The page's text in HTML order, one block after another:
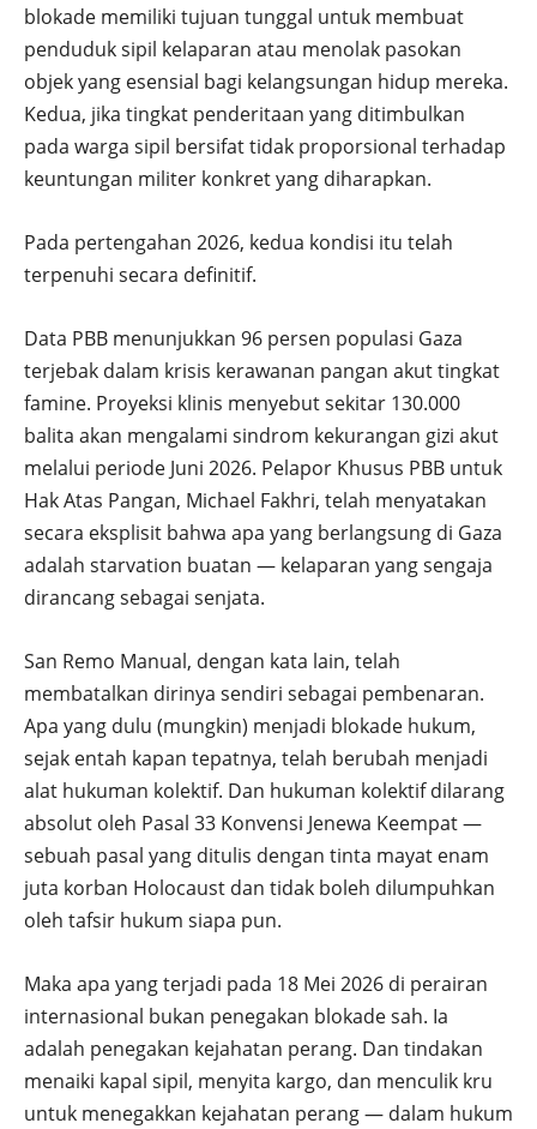
blokade memiliki tujuan tunggal untuk membuat
penduduk sipil kelaparan atau menolak pasokan
objek yang esensial bagi kelangsungan hidup mereka.
Kedua, jika tingkat penderitaan yang ditimbulkan
pada warga sipil bersifat tidak proporsional terhadap
keuntungan militer konkret yang diharapkan.
Pada pertengahan 2026, kedua kondisi itu telah
terpenuhi secara definitif.
Data PBB menunjukkan 96 persen populasi Gaza
terjebak dalam krisis kerawanan pangan akut tingkat
famine. Proyeksi klinis menyebut sekitar 130.000
balita akan mengalami sindrom kekurangan gizi akut
melalui periode Juni 2026. Pelapor Khusus PBB untuk
Hak Atas Pangan, Michael Fakhri, telah menyatakan
secara eksplisit bahwa apa yang berlangsung di Gaza
adalah starvation buatan — kelaparan yang sengaja
dirancang sebagai senjata.
San Remo Manual, dengan kata lain, telah
membatalkan dirinya sendiri sebagai pembenaran.
Apa yang dulu (mungkin) menjadi blokade hukum,
sejak entah kapan tepatnya, telah berubah menjadi
alat hukuman kolektif. Dan hukuman kolektif dilarang
absolut oleh Pasal 33 Konvensi Jenewa Keempat —
sebuah pasal yang ditulis dengan tinta mayat enam
juta korban Holocaust dan tidak boleh dilumpuhkan
oleh tafsir hukum siapa pun.
Maka apa yang terjadi pada 18 Mei 2026 di perairan
internasional bukan penegakan blokade sah. Ia
adalah penegakan kejahatan perang. Dan tindakan
menaiki kapal sipil, menyita kargo, dan menculik kru
untuk menegakkan kejahatan perang — dalam hukum